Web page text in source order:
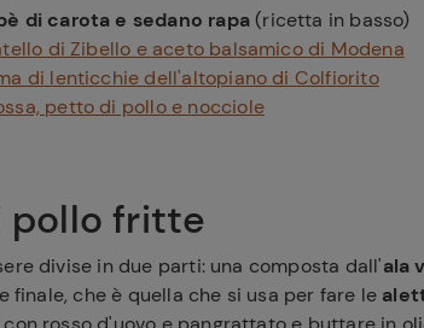
di carota e sedano rapa(ricetta in basso)
di Zibello e aceto balsamico di Modena
di lenticchie dell'altopiano di Colfiorito
petto di pollo e nocciole
pollo fritte
divise in due parti: una composta dall'ala
finale, che è quella che si usa per fare le